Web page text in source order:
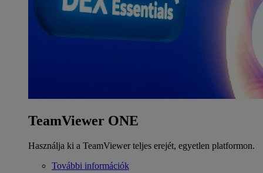
TeamViewer ONE
Használja ki a TeamViewer teljes erejét, egyetlen platformon.
További információk